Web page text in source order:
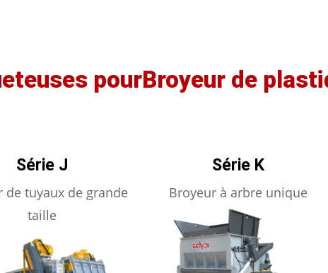
pourBroyeur de
Série J
de tuyaux de grande
taille
Série K
Broyeur à arbre unique
APPRENDRE ENCORE PLUS